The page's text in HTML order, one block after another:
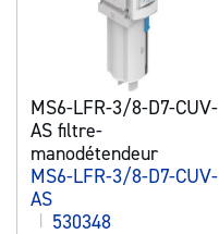
MS6-LFR-3/8-D7-CUV-
AS filtre-
manodétendeur
MS6-LFR-3/8-D7-CUV-
AS
| 530348